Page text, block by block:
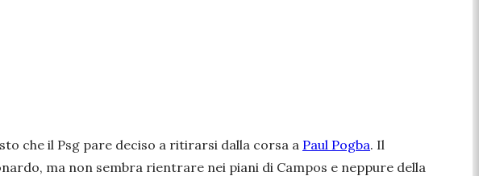
che il Psg pare deciso a ritirarsi dalla corsa a Paul Pogba. Il
ma non sembra rientrare nei piani di Campos e neppure della